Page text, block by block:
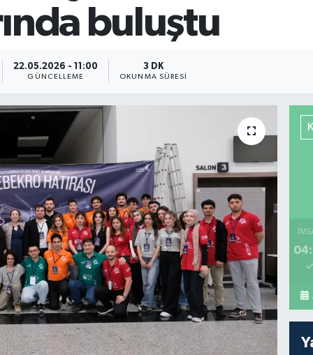
buluştu
22.05.2026 - 11:00
GÜNCELLEME
3 DK
OKUNMA SÜRESI